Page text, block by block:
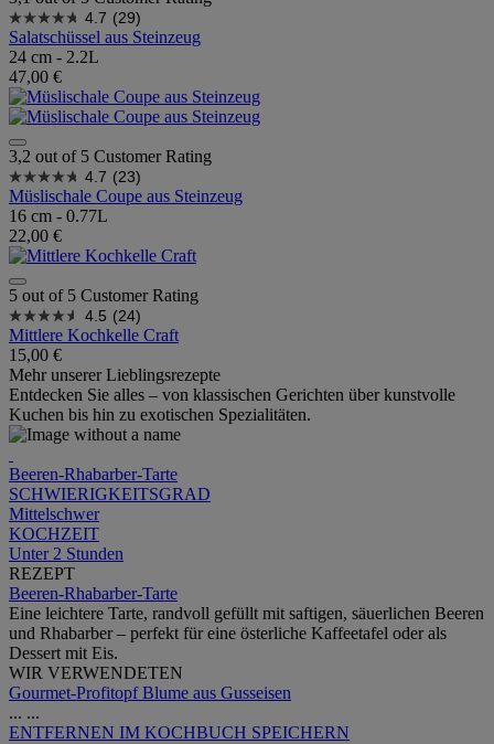
4.7 (29)
Salatschüssel aus Steinzeug
24 cm - 2.2L
47,00 €
3,2 out of 5 Customer Rating
4.7 (23)
Müslischale Coupe aus Steinzeug
16 cm - 0.77L
22,00 €
5 out of 5 Customer Rating
4.5 (24)
Mittlere Kochkelle Craft
15,00 €
Mehr unserer Lieblingsrezepte
Entdecken Sie alles – von klassischen Gerichten über kunstvolle
Kuchen bis hin zu exotischen Spezialitäten.
Beeren-Rhabarber-Tarte
SCHWIERIGKEITSGRAD
Mittelschwer
KOCHZEIT
Unter 2 Stunden
REZEPT
Beeren-Rhabarber-Tarte
Eine leichtere Tarte, randvoll gefüllt mit saftigen, säuerlichen Beeren
und Rhabarber – perfekt für eine österliche Kaffeetafel oder als
Dessert mit Eis.
WIR VERWENDETEN
Gourmet-Profitopf Blume aus Gusseisen
... ...
ENTFERNEN IM KOCHBUCH SPEICHERN